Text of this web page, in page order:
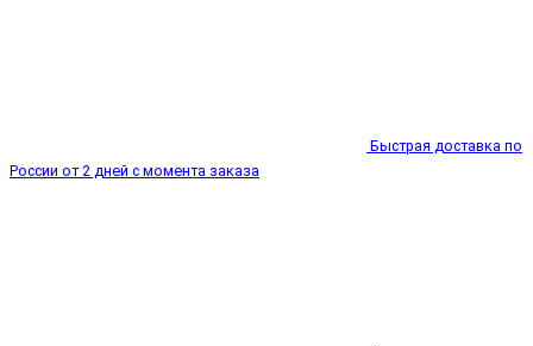
Быстрая доставка по
России от 2 дней с момента заказа